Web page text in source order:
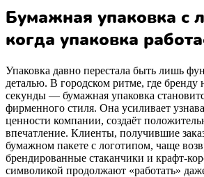
Бумажная упаковка с
когда упаковка
Упаковка давно перестала быть лишь
деталью. В городском ритме, где бренду
секунды — бумажная упаковка
фирменного стиля. Она усиливает
ценности компании, создаёт
впечатление. Клиенты, получившие
бумажном пакете с логотипом, чаще
брендированные стаканчики и крафт-
символикой продолжают «работать»